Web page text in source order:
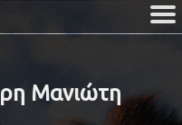
Μανιώτη